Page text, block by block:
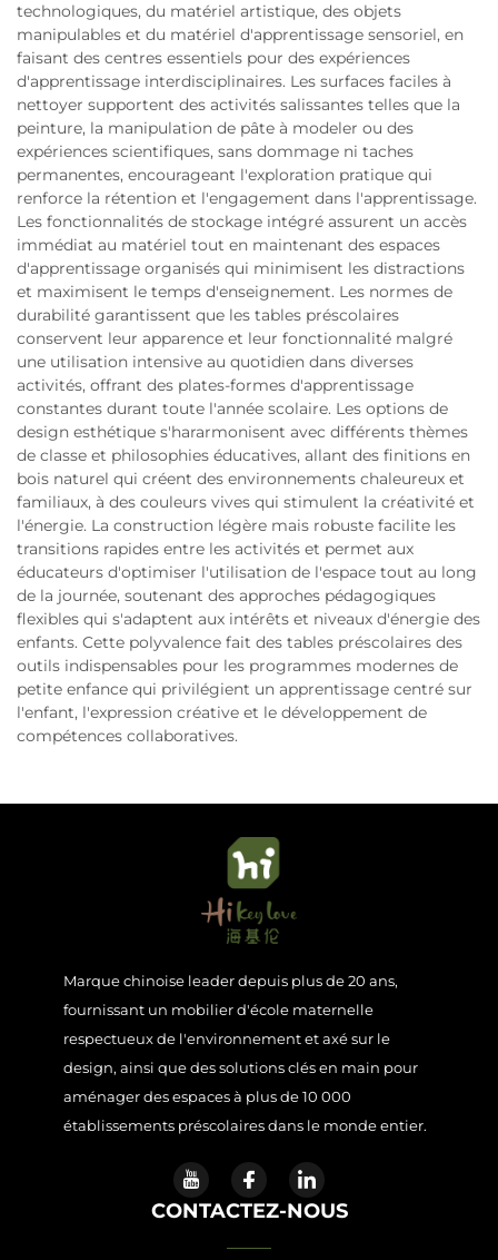
technologiques, du matériel artistique, des objets
manipulables et du matériel d'apprentissage sensoriel, en
faisant des centres essentiels pour des expériences
d'apprentissage interdisciplinaires. Les surfaces faciles à
nettoyer supportent des activités salissantes telles que la
peinture, la manipulation de pâte à modeler ou des
expériences scientifiques, sans dommage ni taches
permanentes, encourageant l'exploration pratique qui
renforce la rétention et l'engagement dans l'apprentissage.
Les fonctionnalités de stockage intégré assurent un accès
immédiat au matériel tout en maintenant des espaces
d'apprentissage organisés qui minimisent les distractions
et maximisent le temps d'enseignement. Les normes de
durabilité garantissent que les tables préscolaires
conservent leur apparence et leur fonctionnalité malgré
une utilisation intensive au quotidien dans diverses
activités, offrant des plates-formes d'apprentissage
constantes durant toute l'année scolaire. Les options de
design esthétique s'hararmonisent avec différents thèmes
de classe et philosophies éducatives, allant des finitions en
bois naturel qui créent des environnements chaleureux et
familiaux, à des couleurs vives qui stimulent la créativité et
l'énergie. La construction légère mais robuste facilite les
transitions rapides entre les activités et permet aux
éducateurs d'optimiser l'utilisation de l'espace tout au long
de la journée, soutenant des approches pédagogiques
flexibles qui s'adaptent aux intérêts et niveaux d'énergie des
enfants. Cette polyvalence fait des tables préscolaires des
outils indispensables pour les programmes modernes de
petite enfance qui privilégient un apprentissage centré sur
l'enfant, l'expression créative et le développement de
compétences collaboratives.
Marque chinoise leader depuis plus de 20 ans,
fournissant un mobilier d'école maternelle
respectueux de l'environnement et axé sur le
design, ainsi que des solutions clés en main pour
aménager des espaces à plus de 10 000
établissements préscolaires dans le monde entier.
CONTACTEZ-NOUS